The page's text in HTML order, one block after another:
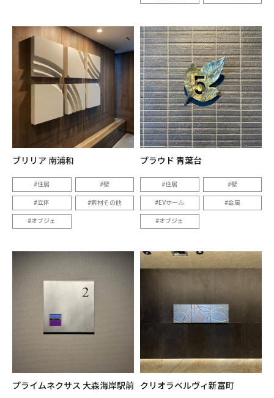
ブリリア 南浦和
住居 壁
立体 素材その他
オブジェ
プラウド 青葉台
住居 壁
EVホール 金属
オブジェ
プライムネクサス 大森海岸駅前 クリオラベルヴィ新富町